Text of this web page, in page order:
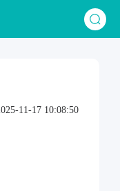
11-17 10:08:50